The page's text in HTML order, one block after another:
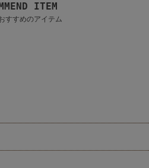
ITEM
すすめのアイテム